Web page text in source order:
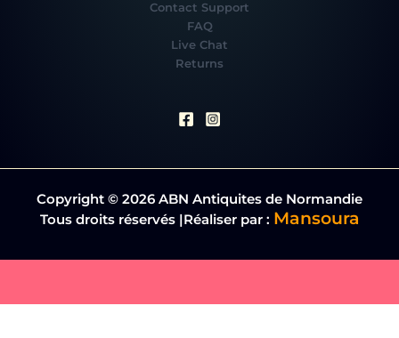
Contact Support
FAQ
Live Chat
Returns
Copyright © 2026 ABN Antiquites de Normandie
Tous droits réservés |Réaliser par : Mansoura